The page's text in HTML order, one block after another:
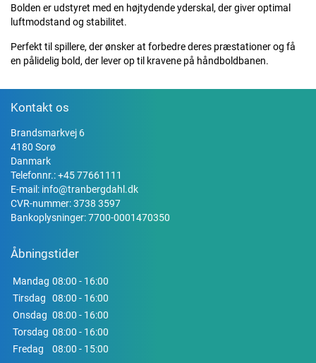
Bolden er udstyret med en højtydende yderskal, der giver optimal
luftmodstand og stabilitet.
Perfekt til spillere, der ønsker at forbedre deres præstationer og få
en pålidelig bold, der lever op til kravene på håndboldbanen.
Kontakt os
Brandsmarkvej 6
4180 Sorø
Danmark
Telefonnr.:+45 77661111
E-mail: info@tranbergdahl.dk
CVR-nummer: 3738 3597
Bankoplysninger: 7700-0001470350
Åbningstider
Mandag 08:00 - 16:00
Tirsdag
08:00 - 16:00
Onsdag 08:00 - 16:00
Torsdag 08:00 - 16:00
Fredag
08:00 - 15:00